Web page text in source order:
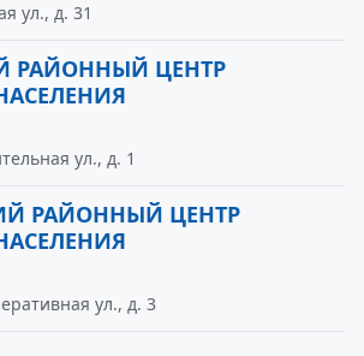
ул., д. 31
РАЙОННЫЙ ЦЕНТР
ул., д. 1
РАЙОННЫЙ ЦЕНТР
ул., д. 3